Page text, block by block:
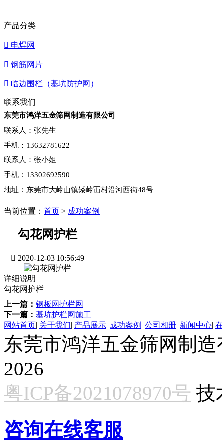
产品分类
 电焊网
 钢筋网片
 临边围栏（基坑防护网）
联系我们
东莞市鸿洋五金筛网制造有限公司
联系人：张先生
手机：13632781622
联系人：张小姐
手机：13302692590
地址：东莞市大岭山镇矮岭冚村沿河西街48号
当前位置： 首页 > 成功案例
勾花网护栏
 2020-12-03 10:56:49
详细说明
勾花网护栏
上一篇： 钢板网护栏网
下一篇： 基坑护栏网施工
网站首页| 关于我们| 产品展示| 成功案例 | 公司相册| 新闻中心|
东莞市鸿洋五金筛网制
2026
粤ICP备2021078970号 技
咨询在线客服